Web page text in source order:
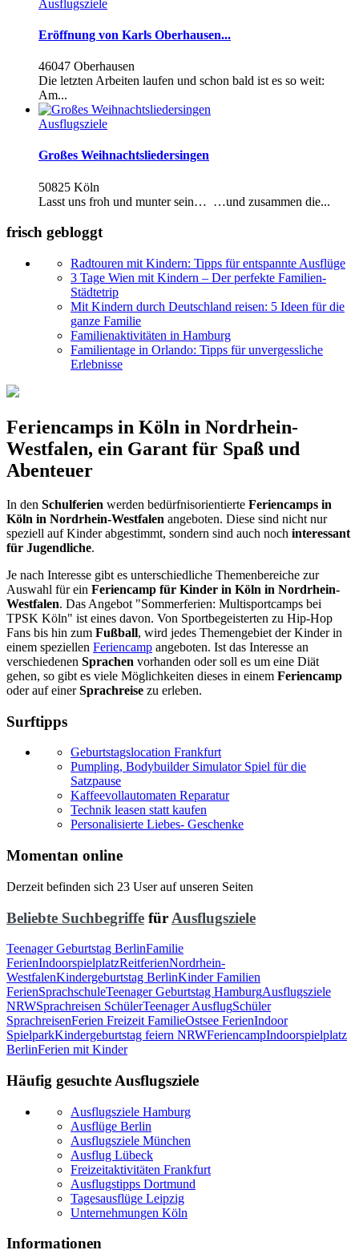
Ausflugsziele
Eröffnung von Karls Oberhausen...
46047 Oberhausen
Die letzten Arbeiten laufen und schon bald ist es so weit:
Am...
Ausflugsziele
Großes Weihnachtsliedersingen
50825 Köln
Lasst uns froh und munter sein… …und zusammen die...
frisch gebloggt
Radtouren mit Kindern: Tipps für entspannte Ausflüge
3 Tage Wien mit Kindern – Der perfekte Familien-
Städtetrip
Mit Kindern durch Deutschland reisen: 5 Ideen für die
ganze Familie
Familienaktivitäten in Hamburg
Familientage in Orlando: Tipps für unvergessliche
Erlebnisse
Feriencamps in Köln in Nordrhein-
Westfalen, ein Garant für Spaß und
Abenteuer
In den Schulferien werden bedürfnisorientierte Feriencamps in
Köln in Nordrhein-Westfalen angeboten. Diese sind nicht nur
speziell auf Kinder abgestimmt, sondern sind auch noch interessant
für Jugendliche.
Je nach Interesse gibt es unterschiedliche Themenbereiche zur
Auswahl für ein Feriencamp für Kinder in Köln in Nordrhein-
Westfalen. Das Angebot "Sommerferien: Multisportcamps bei
TPSK Köln" ist eines davon. Von Sportbegeisterten zu Hip-Hop
Fans bis hin zum Fußball, wird jedes Themengebiet der Kinder in
einem speziellen Feriencamp angeboten. Ist das Interesse an
verschiedenen Sprachen vorhanden oder soll es um eine Diät
gehen, so gibt es viele Möglichkeiten dieses in einem Feriencamp
oder auf einerSprachreise zu erleben.
Surftipps
Geburtstagslocation Frankfurt
Pumpling, Bodybuilder Simulator Spiel für die
Satzpause
Kaffeevollautomaten Reparatur
Technik leasen statt kaufen
Personalisierte Liebes- Geschenke
Momentan online
Derzeit befinden sich 23 User auf unseren Seiten
Beliebte Suchbegriffe für Ausflugsziele
Teenager Geburtstag BerlinFamilie
FerienIndoorspielplatzReitferienNordrhein-
WestfalenKindergeburtstag BerlinKinder Familien
FerienSprachschuleTeenager Geburtstag HamburgAusflugsziele
NRWSprachreisen SchülerTeenager AusflugSchüler
SprachreisenFerien Freizeit FamilieOstsee FerienIndoor
SpielparkKindergeburtstag feiern NRWFeriencampIndoorspielplatz
BerlinFerien mit Kinder
Häufig gesuchte Ausflugsziele
Ausflugsziele Hamburg
Ausflüge Berlin
Ausflugsziele München
Ausflug Lübeck
Freizeitaktivitäten Frankfurt
Ausflugstipps Dortmund
Tagesausflüge Leipzig
Unternehmungen Köln
Informationen